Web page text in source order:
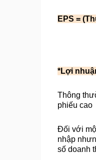
EPS =
*Lợi
Thông
phiếu cao
Đối với
nhập
số doanh